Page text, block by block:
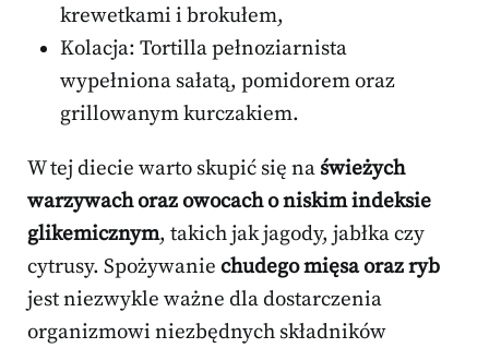
krewetkami i brokułem,
Kolacja: Tortilla pełnoziarnista
wypełniona sałatą, pomidorem oraz
grillowanym kurczakiem.
W tej diecie warto skupić się na świeżych
warzywach oraz owocach o niskim indeksie
glikemicznym, takich jak jagody, jabłka czy
cytrusy. Spożywanie chudego mięsa oraz ryb
jest niezwykle ważne dla dostarczenia
organizmowi niezbędnych składników